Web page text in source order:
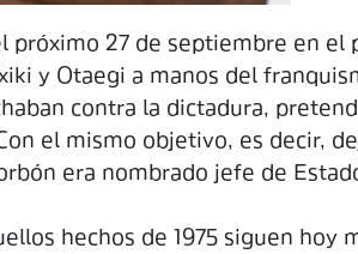
próximo 27 de septiembre en
y Otaegi a manos del
contra la dictadura,
el mismo objetivo, es decir,
era nombrado jefe de
hechos de 1975 siguen